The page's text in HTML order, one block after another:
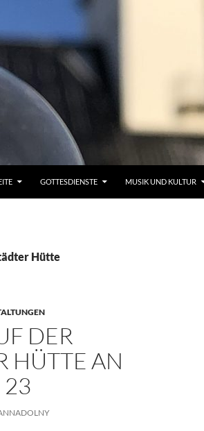
GOTTESDIENSTE MUSIK UND KULTUR
Hütte
DER
HÜTTE AN
23